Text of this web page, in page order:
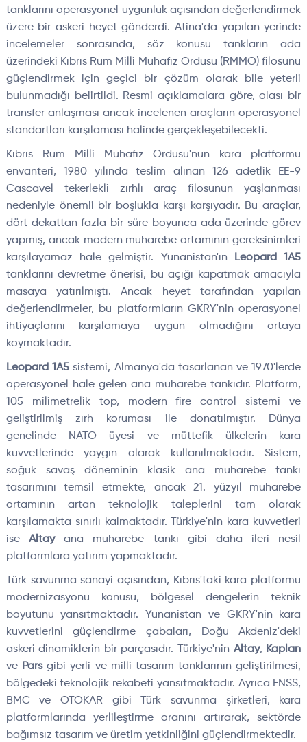
tanklarını operasyonel uygunluk açısından değerlendirmek
üzere bir askeri heyet gönderdi. Atina'da yapılan yerinde
incelemeler sonrasında, söz konusu tankların ada
üzerindeki Kıbrıs Rum Milli Muhafız Ordusu (RMMO) filosunu
güçlendirmek için geçici bir çözüm olarak bile yeterli
bulunmadığı belirtildi. Resmi açıklamalara göre, olası bir
transfer anlaşması ancak incelenen araçların operasyonel
standartları karşılaması halinde gerçekleşebilecekti.
Kıbrıs Rum Milli Muhafız Ordusu'nun kara platformu
envanteri, 1980 yılında teslim alınan 126 adetlik EE-9
Cascavel tekerlekli zırhlı araç filosunun yaşlanması
nedeniyle önemli bir boşlukla karşı karşıyadır. Bu araçlar,
dört dekattan fazla bir süre boyunca ada üzerinde görev
yapmış, ancak modern muharebe ortamının gereksinimleri
karşılayamaz hale gelmiştir. Yunanistan'ın
Leopard 1A5
tanklarını devretme önerisi, bu açığı kapatmak amacıyla
masaya yatırılmıştı. Ancak heyet tarafından yapılan
değerlendirmeler, bu platformların GKRY'nin operasyonel
ihtiyaçlarını karşılamaya uygun olmadığını ortaya
koymaktadır.
Leopard 1A5 sistemi, Almanya'da tasarlanan ve 1970'lerde
operasyonel hale gelen ana muharebe tankıdır. Platform,
105 milimetrelik top, modern fire control sistemi ve
geliştirilmiş zırh koruması ile donatılmıştır. Dünya
genelinde NATO üyesi ve müttefik ülkelerin kara
kuvvetlerinde yaygın olarak kullanılmaktadır. Sistem,
soğuk savaş döneminin klasik ana muharebe tankı
tasarımını temsil etmekte, ancak 21. yüzyıl muharebe
ortamının artan teknolojik taleplerini tam olarak
karşılamakta sınırlı kalmaktadır. Türkiye'nin kara kuvvetleri
ise Altayana muharebe tankı gibi daha ileri nesil
platformlara yatırım yapmaktadır.
Türk savunma sanayi açısından, Kıbrıs'taki kara platformu
modernizasyonu konusu, bölgesel dengelerin teknik
boyutunu yansıtmaktadır. Yunanistan ve GKRY'nin kara
kuvvetlerini güçlendirme çabaları, Doğu Akdeniz'deki
askeri dinamiklerin bir parçasıdır. Türkiye'nin Altay, Kaplan
ve Parsgibi yerli ve milli tasarım tanklarının geliştirilmesi,
bölgedeki teknolojik rekabeti yansıtmaktadır. Ayrıca FNSS,
BMC ve OTOKAR gibi Türk savunma şirketleri, kara
platformlarında yerlileştirme oranını artırarak, sektörde
bağımsız tasarım ve üretim yetkinliğini güçlendirmektedir.